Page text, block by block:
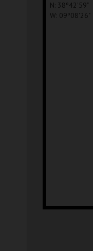
N: 38º42'59"
W: 09º08'26"